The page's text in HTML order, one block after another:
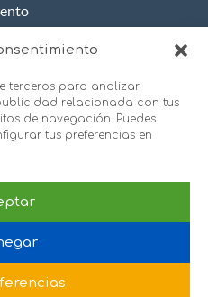
terceros para analizar
relacionada con tus
de navegación. Puedes
tus preferencias en
2 y 3, 28003. Madrid
Política de Cookies